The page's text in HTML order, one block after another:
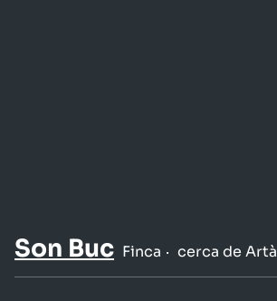
Son Buc Finca cerca de Artà